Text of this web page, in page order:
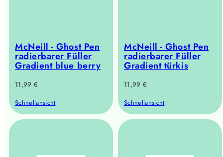
McNeill - Ghost Pen
radierbarer Füller
Gradient blue berry
Regulärer
11,99 €
Schnellansicht
McNeill - Ghost Pen
radierbarer Füller
Gradient türkis
Regulärer
11,99 €
Schnellansicht